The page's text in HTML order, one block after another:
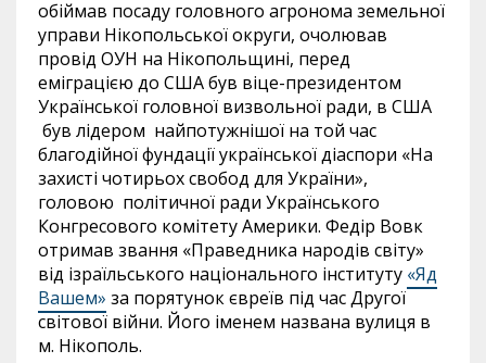
обіймав посаду головного агронома земельної
управи Нікопольської округи, очолював
провід ОУН на Нікопольщині, перед
еміграцією до США був віце-президентом
Української головної визвольної ради, в США
був лідером найпотужнішої на той час
благодійної фундації української діаспори «На
захисті чотирьох свобод для України»,
головою політичної ради Українського
Конгресового комітету Америки. Федір Вовк
отримав звання «Праведника народів світу»
від ізраїльського національного інституту «Яд
Вашем» за порятунок євреїв під час Другої
світової війни. Його іменем названа вулиця в
м. Нікополь.